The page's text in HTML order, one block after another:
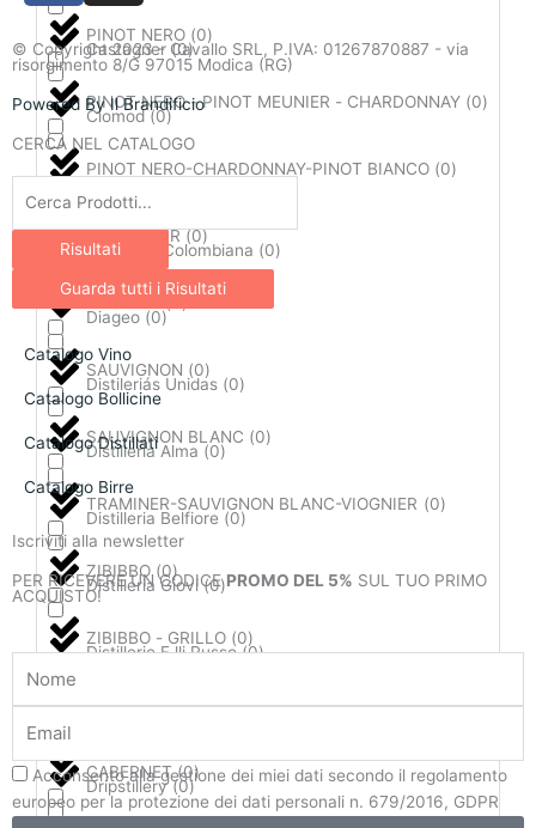
Castagner (0)
Ciomod (0)
Ciroc (0)
Destileria Colombiana (0)
Diageo (0)
Distileriás Unidas (0)
Distilleria Alma (0)
Distilleria Belfiore (0)
Distilleria Giovi (0)
Distillerie F.lli Russo (0)
Dripstillery (0)
PINOT NERO (0)
PINOT NERO - PINOT MEUNIER - CHARDONNAY (0)
PINOT NERO-CHARDONNAY-PINOT BIANCO (0)
PINOT NOIR (0)
SAUVIGNON (0)
SAUVIGNON BLANC (0)
TRAMINER-SAUVIGNON BLANC-VIOGNIER (0)
ZIBIBBO (0)
ZIBIBBO - GRILLO (0)
Vitigni Rossi (0)
CABERNET (0)
c
e
b
o
o
k
-
f
s
t
a
g
r
a
m
© Copyright 2023 - Cavallo SRL, P.IVA: 01267870887 - via
risorgimento 8/G 97015 Modica (RG)
Powered By Il Brandificio
CERCA NEL CATALOGO
Risultati
Guarda tutti i Risultati
Catalogo Vino
Catalogo Bollicine
Catalogo Distillati
Catalogo Birre
Iscriviti alla newsletter
PER RICEVERE UN CODICEPROMO DEL 5% SUL TUO PRIMO
ACQUISTO!
Privacy
Acconsento alla gestione dei miei dati secondo il regolamento
europeo per la protezione dei dati personali n. 679/2016, GDPR